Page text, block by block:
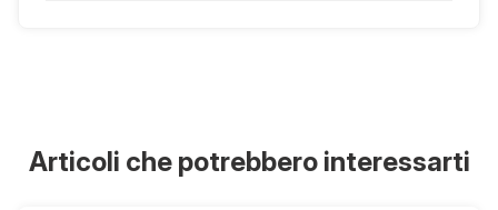
Articoli che potrebbero interessarti